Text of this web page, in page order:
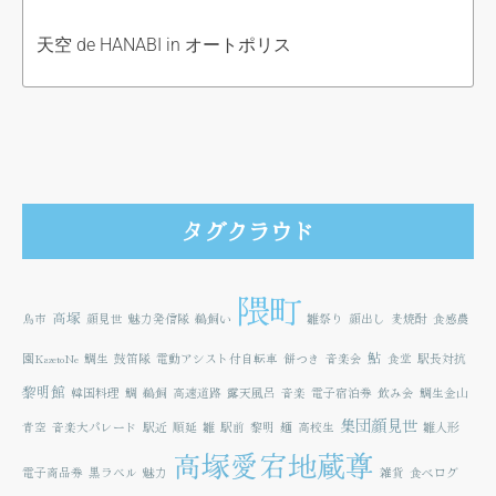
天空 de HANABI in オートポリス
タグクラウド
鳥市 高塚 顔見世 魅力発信隊 鵜飼い 隈町 雛祭り 顔出し 麦焼酎 食感農
園KazetoNe 鯛生 鼓笛隊 電動アシスト付自転車 餅つき 音楽会 鮎 食堂 駅長対抗
黎明館 韓国料理 鯛 鵜飼 高速道路 露天風呂 音楽 電子宿泊券 飲み会 鯛生金山
青空 音楽大パレード 駅近 順延 雛 駅前 黎明 麺 高校生 集団顔見世 雛人形
電子商品券 黒ラベル 魅力 高塚愛宕地蔵尊 雑貨 食べログ